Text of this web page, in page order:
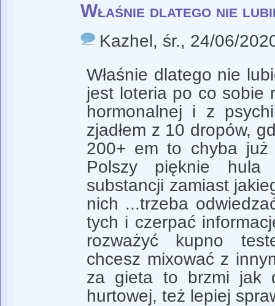
Właśnie dlatego nie
Kazhel, śr., 24/06/
Właśnie dlatego nie
jest loteria po co sobie
hormonalnej i z
zjadłem z 10 dropów,
200+ em to chyba już
Polszy pięknie hula
substancji zamiast
nich ...trzeba
tych i czerpać
rozważyć kupno
chcesz mixować z
za gieta to brzmi jak
hurtowej, też lepiej